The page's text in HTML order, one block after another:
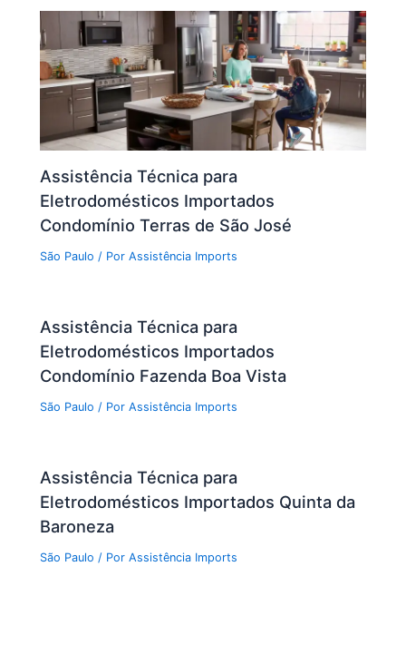
Assistência Técnica para
Eletrodomésticos Importados
Condomínio Terras de São José
São Paulo / PorAssistência Imports
Assistência Técnica para
Eletrodomésticos Importados
Condomínio Fazenda Boa Vista
São Paulo / PorAssistência Imports
Assistência Técnica para
Eletrodomésticos Importados Quinta da
Baroneza
São Paulo / PorAssistência Imports